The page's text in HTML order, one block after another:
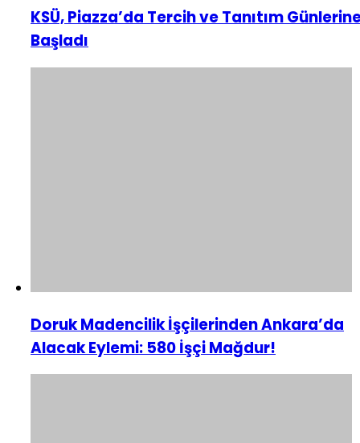
KSÜ, Piazza’da Tercih ve Tanıtım
Başladı
Doruk Madencilik İşçilerinden Ankara’da
Alacak Eylemi: 580 İşçi Mağdur!